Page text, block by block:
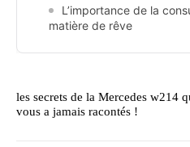
L’importance de la
matière de rêve
les secrets de la Mercedes w214
vous a jamais racontés !